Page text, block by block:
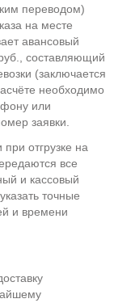
переводом)
на месте
авансовый
составляющий
(заключается
необходимо
или
заявки.
отгрузке на
все
и кассовый
точные
и времени